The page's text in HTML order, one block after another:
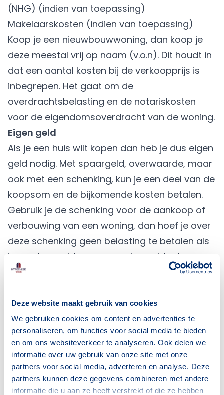
Deze website maakt gebruik van cookies
We gebruiken cookies om content en advertenties te
personaliseren, om functies voor social media te bieden
en om ons websiteverkeer te analyseren. Ook delen we
informatie over uw gebruik van onze site met onze
partners voor social media, adverteren en analyse. Deze
partners kunnen deze gegevens combineren met andere
informatie die u aan ze heeft verstrekt of die ze hebben
(NHG) (indien van toepassing)
Makelaarskosten (indien van toepassing)
Koop je een nieuwbouwwoning, dan koop je
deze meestal vrij op naam (v.o.n). Dit houdt in
dat een aantal kosten bij de verkoopprijs is
inbegrepen. Het gaat om de
overdrachtsbelasting en de notariskosten
voor de eigendomsoverdracht van de woning.
Eigen geld
Als je een huis wilt kopen dan heb je dus eigen
geld nodig. Met spaargeld, overwaarde, maar
ook met een schenking, kun je een deel van de
koopsom en de bijkomende kosten betalen.
Gebruik je de schenking voor de aankoop of
verbouwing van een woning, dan hoef je over
deze schenking geen belasting te betalen als
je aan bepaalde voorwaarden voldoet.
Jouw mogelijkheden
woning lenen. Ga je investeren in
energiebesparende maatregelen of koop je
een energiezuinige woning, dan gelden vaak
ruimere financieringsmogelijkheden. Het
maximale bedrag dat je kunt lenen hangt
overigens ook af van je inkomen. Wil je weten